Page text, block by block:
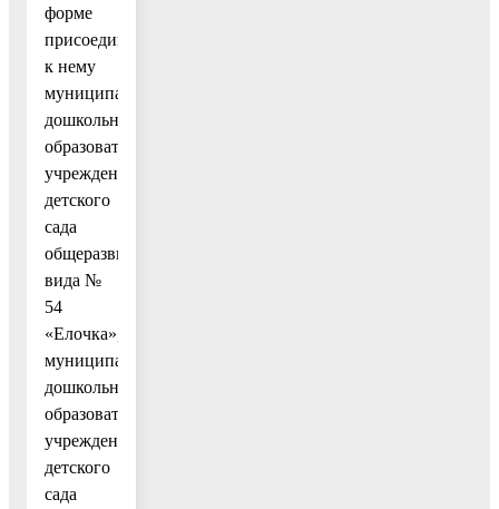
форме
присоединения
к нему
муниципального
дошкольного
образовательного
учреждения
детского
сада
общеразвивающего
вида №
54
«Елочка»,
муниципального
дошкольного
образовательного
учреждения
детского
сада